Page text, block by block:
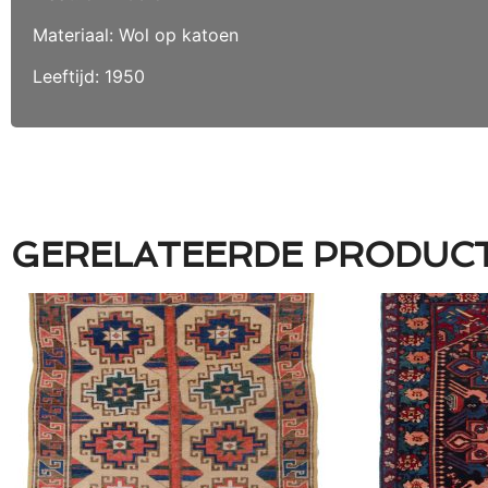
Materiaal: Wol op katoen
Leeftijd: 1950
GERELATEERDE